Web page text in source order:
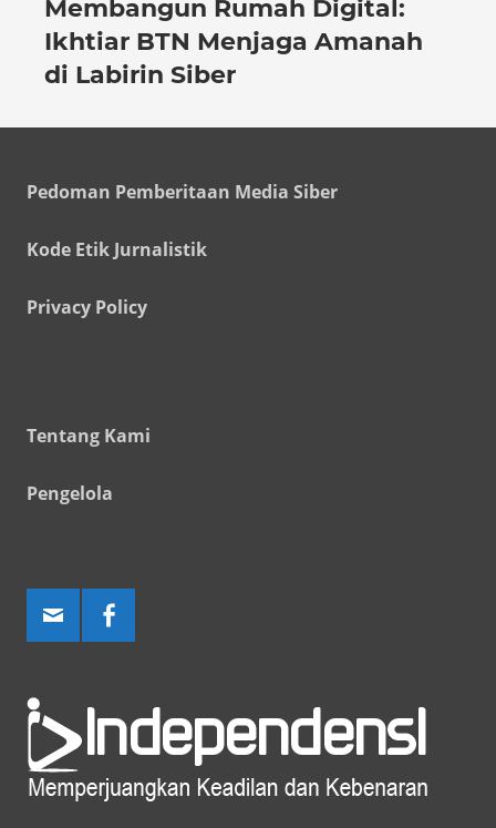
Membangun Rumah Digital:
Ikhtiar BTN Menjaga Amanah
di Labirin Siber
Pedoman Pemberitaan Media Siber
Kode Etik Jurnalistik
Privacy Policy
Tentang Kami
Pengelola